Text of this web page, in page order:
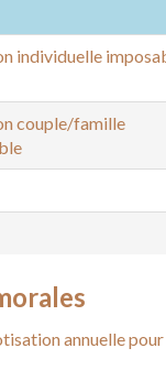
individuelle
couple/famille
annuelle